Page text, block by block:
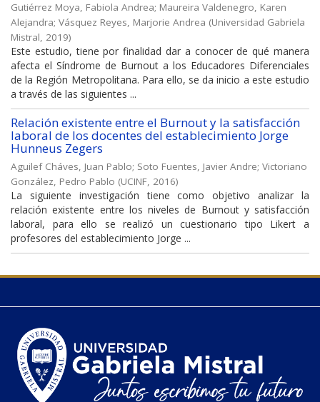
Gutiérrez Moya, Fabiola Andrea; Maureira Valdenegro, Karen
Alejandra; Vásquez Reyes, Marjorie Andrea (Universidad Gabriela
Mistral, 2019)
Este estudio, tiene por finalidad dar a conocer de qué manera
afecta el Síndrome de Burnout a los Educadores Diferenciales
de la Región Metropolitana. Para ello, se da inicio a este estudio
a través de las siguientes ...
Relación existente entre el Burnout y la satisfacción
laboral de los docentes del establecimiento Jorge
Hunneus Zegers
Aguilef Cháves, Juan Pablo; Soto Fuentes, Javier Andre; Victoriano
González, Pedro Pablo (UCINF, 2016)
La siguiente investigación tiene como objetivo analizar la
relación existente entre los niveles de Burnout y satisfacción
laboral, para ello se realizó un cuestionario tipo Likert a
profesores del establecimiento Jorge ...